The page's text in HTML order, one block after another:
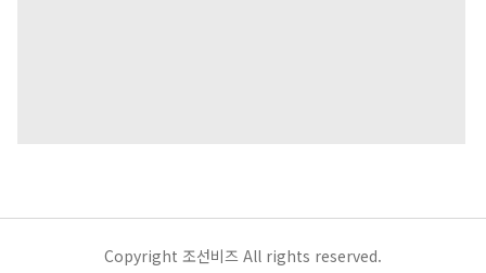
Copyright 조선비즈 All rights reserved.